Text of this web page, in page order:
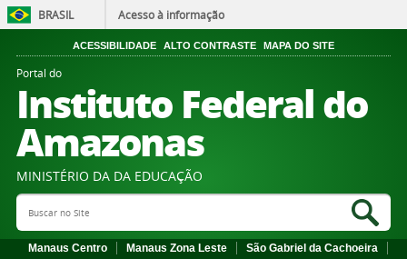
BRASIL Acesso à informação
ACESSIBILIDADE ALTO CONTRASTE MAPA DO SITE
Portal do
Instituto Federal do
Amazonas
MINISTÉRIO DA DA EDUCAÇÃO
Search Site
Manaus Centro Manaus Zona Leste
São Gabriel da Cachoeira